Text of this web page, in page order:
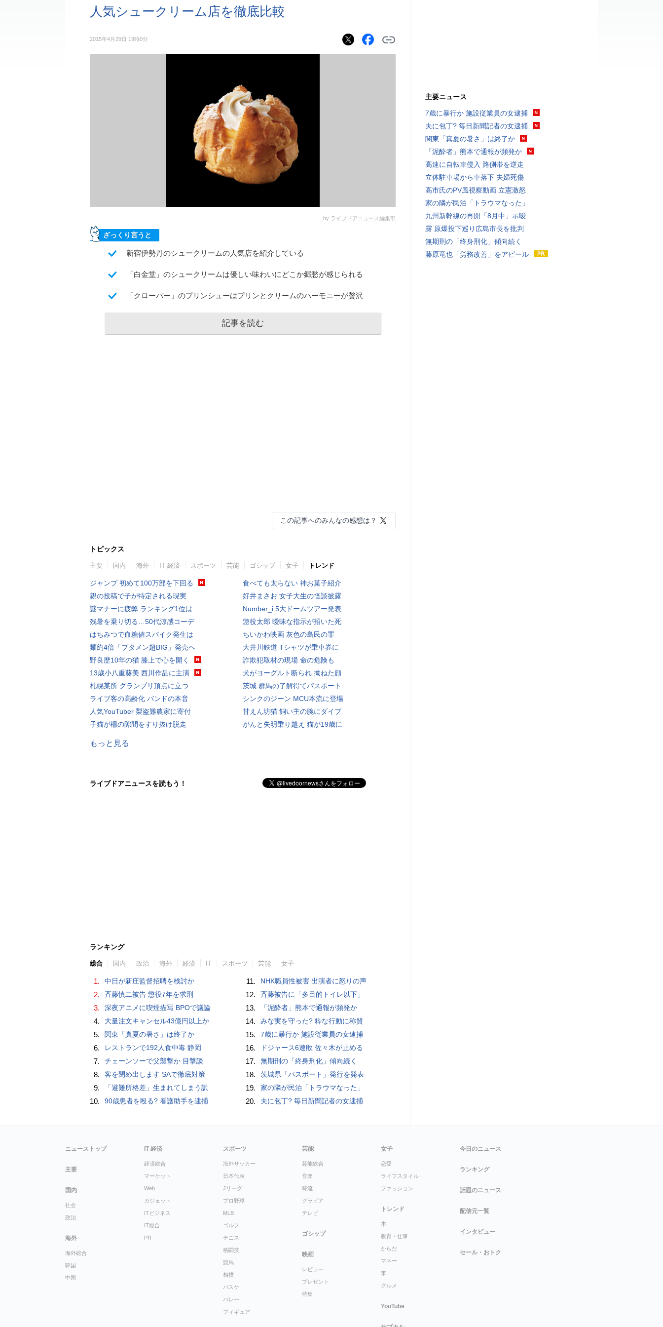
人気シュークリーム店を徹底比較
2015年4月29日 19時0分
by ライブドアニュース編集部
ざっくり言うと
新宿伊勢丹のシュークリームの人気店を紹介している
「白金堂」のシュークリームは優しい味わいにどこか郷愁が感じられる
「クローバー」のプリンシューはプリンとクリームのハーモニーが贅沢
記事を読む
この記事へのみんなの感想は？
トピックス
主要 国内 海外 IT 経済 スポーツ 芸能 ゴシップ 女子 トレンド
ジャンプ 初めて100万部を下回る
親の投稿で子が特定される現実
謎マナーに疲弊 ランキング1位は
残暑を乗り切る…50代涼感コーデ
はちみつで血糖値スパイク発生は
麺約4倍「ブタメン超BIG」発売へ
野良歴10年の猫 膝上で心を開く
13歳小八重葵美 西川作品に主演
札幌某所 グランプリ頂点に立つ
ライブ客の高齢化 バンドの本音
人気YouTuber 梨盗難農家に寄付
子猫が柵の隙間をすり抜け脱走
食べても太らない 神お菓子紹介
好井まさお 女子大生の怪談披露
Number_i 5大ドームツアー発表
懲役太郎 曖昧な指示が招いた死
ちいかわ映画 灰色の島民の罪
大井川鉄道 Tシャツが乗車券に
詐欺犯取材の現場 命の危険も
犬がヨーグルト断られ 拗ねた顔
茨城 群馬の了解得てパスポート
シンクのジーン MCU本流に登場
甘えん坊猫 飼い主の腕にダイブ
がんと失明乗り越え 猫が19歳に
もっと見る
ライブドアニュースを読もう！
ランキング
総合 国内 政治 海外 経済 IT スポーツ 芸能 女子
1. 中日が新庄監督招聘を検討か
2. 斉藤慎二被告 懲役7年を求刑
3. 深夜アニメに喫煙描写 BPOで議論
4. 大量注文キャンセル43億円以上か
5. 関東「真夏の暑さ」は終了か
6. レストランで192人食中毒 静岡
7. チェーンソーで父襲撃か 目撃談
8. 客を閉め出します SAで徹底対策
9. 「避難所格差」生まれてしまう訳
10. 90歳患者を殴る? 看護助手を逮捕
11. NHK職員性被害 出演者に怒りの声
12. 斉藤被告に「多目的トイレ以下」
13. 「泥酔者」熊本で通報が頻発か
14. みな実を守った? 粋な行動に称賛
15. 7歳に暴行か 施設従業員の女逮捕
16. ドジャース6連敗 佐々木が止める
17. 無期刑の「終身刑化」傾向続く
18. 茨城県「パスポート」発行を発表
19. 家の隣が民泊「トラウマなった」
20. 夫に包丁? 毎日新聞記者の女逮捕
主要ニュース
7歳に暴行か 施設従業員の女逮捕
夫に包丁? 毎日新聞記者の女逮捕
関東「真夏の暑さ」は終了か
「泥酔者」熊本で通報が頻発か
高速に自転車侵入 路側帯を逆走
立体駐車場から車落下 夫婦死傷
高市氏のPV風視察動画 立憲激怒
家の隣が民泊「トラウマなった」
九州新幹線の再開「8月中」示唆
露 原爆投下巡り広島市長を批判
無期刑の「終身刑化」傾向続く
藤原竜也「労務改善」をアピール
ニューストップ
主要
国内
社会
政治
海外
海外総合
韓国
中国
IT 経済
経済総合
マーケット
Web
ガジェット
ITビジネス
IT総合
PR
スポーツ
海外サッカー
日本代表
Jリーグ
プロ野球
MLB
ゴルフ
テニス
格闘技
競馬
相撲
バスケ
バレー
フィギュア
芸能
芸能総合
音楽
韓流
グラビア
テレビ
ゴシップ
映画
レビュー
プレゼント
特集
女子
恋愛
ライフスタイル
ファッション
トレンド
本
教育・仕事
からだ
マネー
車
グルメ
YouTube
今日のニュース
ランキング
話題のニュース
配信元一覧
インタビュー
セール・おトク